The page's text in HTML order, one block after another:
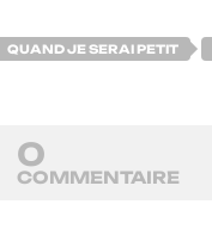
QUAND JE SERAI PETIT
0
COMMENTAIRE